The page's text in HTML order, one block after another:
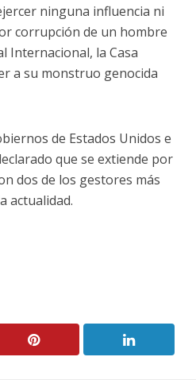
ninguna influencia ni
corrupción de un hombre
Internacional, la Casa
a su monstruo genocida
de Estados Unidos e
que se extiende por
dos de los gestores más
actualidad.